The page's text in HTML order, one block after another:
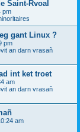
Saint-Rvoal
pm
gant Linux ?
pm
an darn vrasañ
int ket troet
am
an darn vrasañ
am